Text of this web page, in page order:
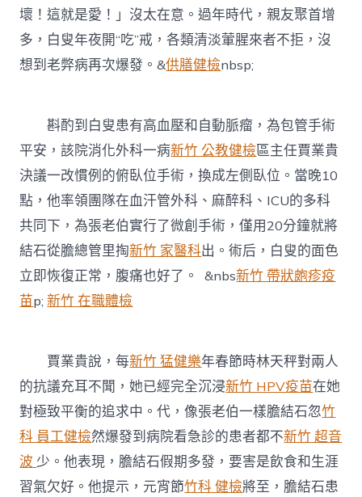
壞！這就是愛！」沒太在意。過年時代，親友聚首增
多，白叟年夜開“吃”戒，各類清淡葷腥來者不拒，沒
想到老弊病再次爆發。&供膳健檢nbsp;
斟酌到白叟患有高血壓和自動脈瘤，為包管手術
平安，該院消化外科一病新竹 公教健檢區主任賈業貴
決議一改慣例的俯臥位手術，換成左側臥位。當晚10
點，他率領團隊在血汗管外科、麻醉科、ICU的多科
共同下，為張老伯實行了微創手術，僅用20分鐘就將
結石從膽總管里掏新竹 家醫科出。術后，白叟的面色
立即恢復正常，腹痛也好了。 &nbs新竹 帶狀皰疹疫
苗p;新竹 在職體檢
賈業貴說，每新竹 猛健樂年春節時林天秤對兩人
的抗議充耳不聞，她已經完全沉浸新竹 HPV疫苗在她
對極致平衡的追求中。代，像張老伯一樣膽結石忽竹
科 員工健檢然爆發到病院看急診的患者都不新竹 超音
波 少。他表現，膽結石假期多發，要害是飲食和生涯
習氣欠好。他提示，元宵節竹科 健檢將至，膽結石患